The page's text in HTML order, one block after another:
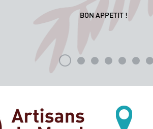
BON APPETIT !